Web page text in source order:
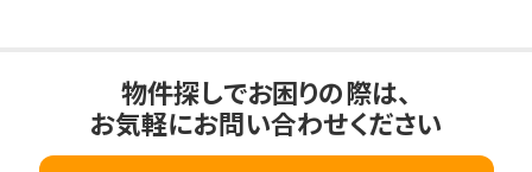
物件探しでお困りの際は、
お気軽にお問い合わせください